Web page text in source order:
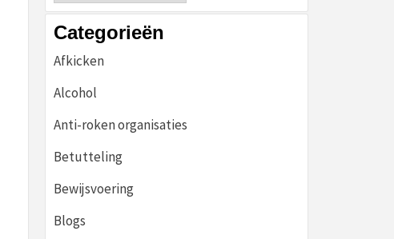
Categorieën
Afkicken
Alcohol
Anti-roken organisaties
Betutteling
Bewijsvoering
Blogs